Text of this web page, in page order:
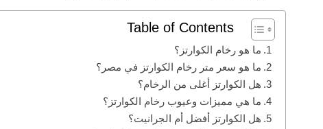
Table of Contents
ما هو رخام الكوارتز؟
ما هو سعر متر رخام الكوارتز في مصر؟
هل الكوارتز أغلى من الرخام؟
ما هي مميزات وعيوب رخام الكوارتز؟
هل الكوارتز أفضل أم الجرانيت؟